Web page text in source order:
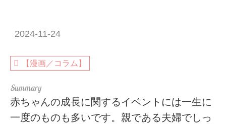
2024-11-24
【漫画／コラム】
赤ちゃんの成長に関するイベントには一生に
一度のものも多いです。親である夫婦でしっ